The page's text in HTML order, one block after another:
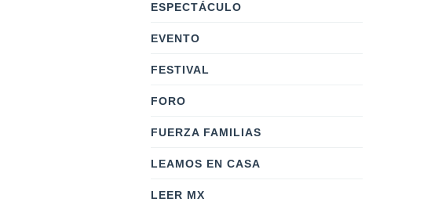
ESPECTÁCULO
EVENTO
FESTIVAL
FORO
FUERZA FAMILIAS
LEAMOS EN CASA
LEER MX